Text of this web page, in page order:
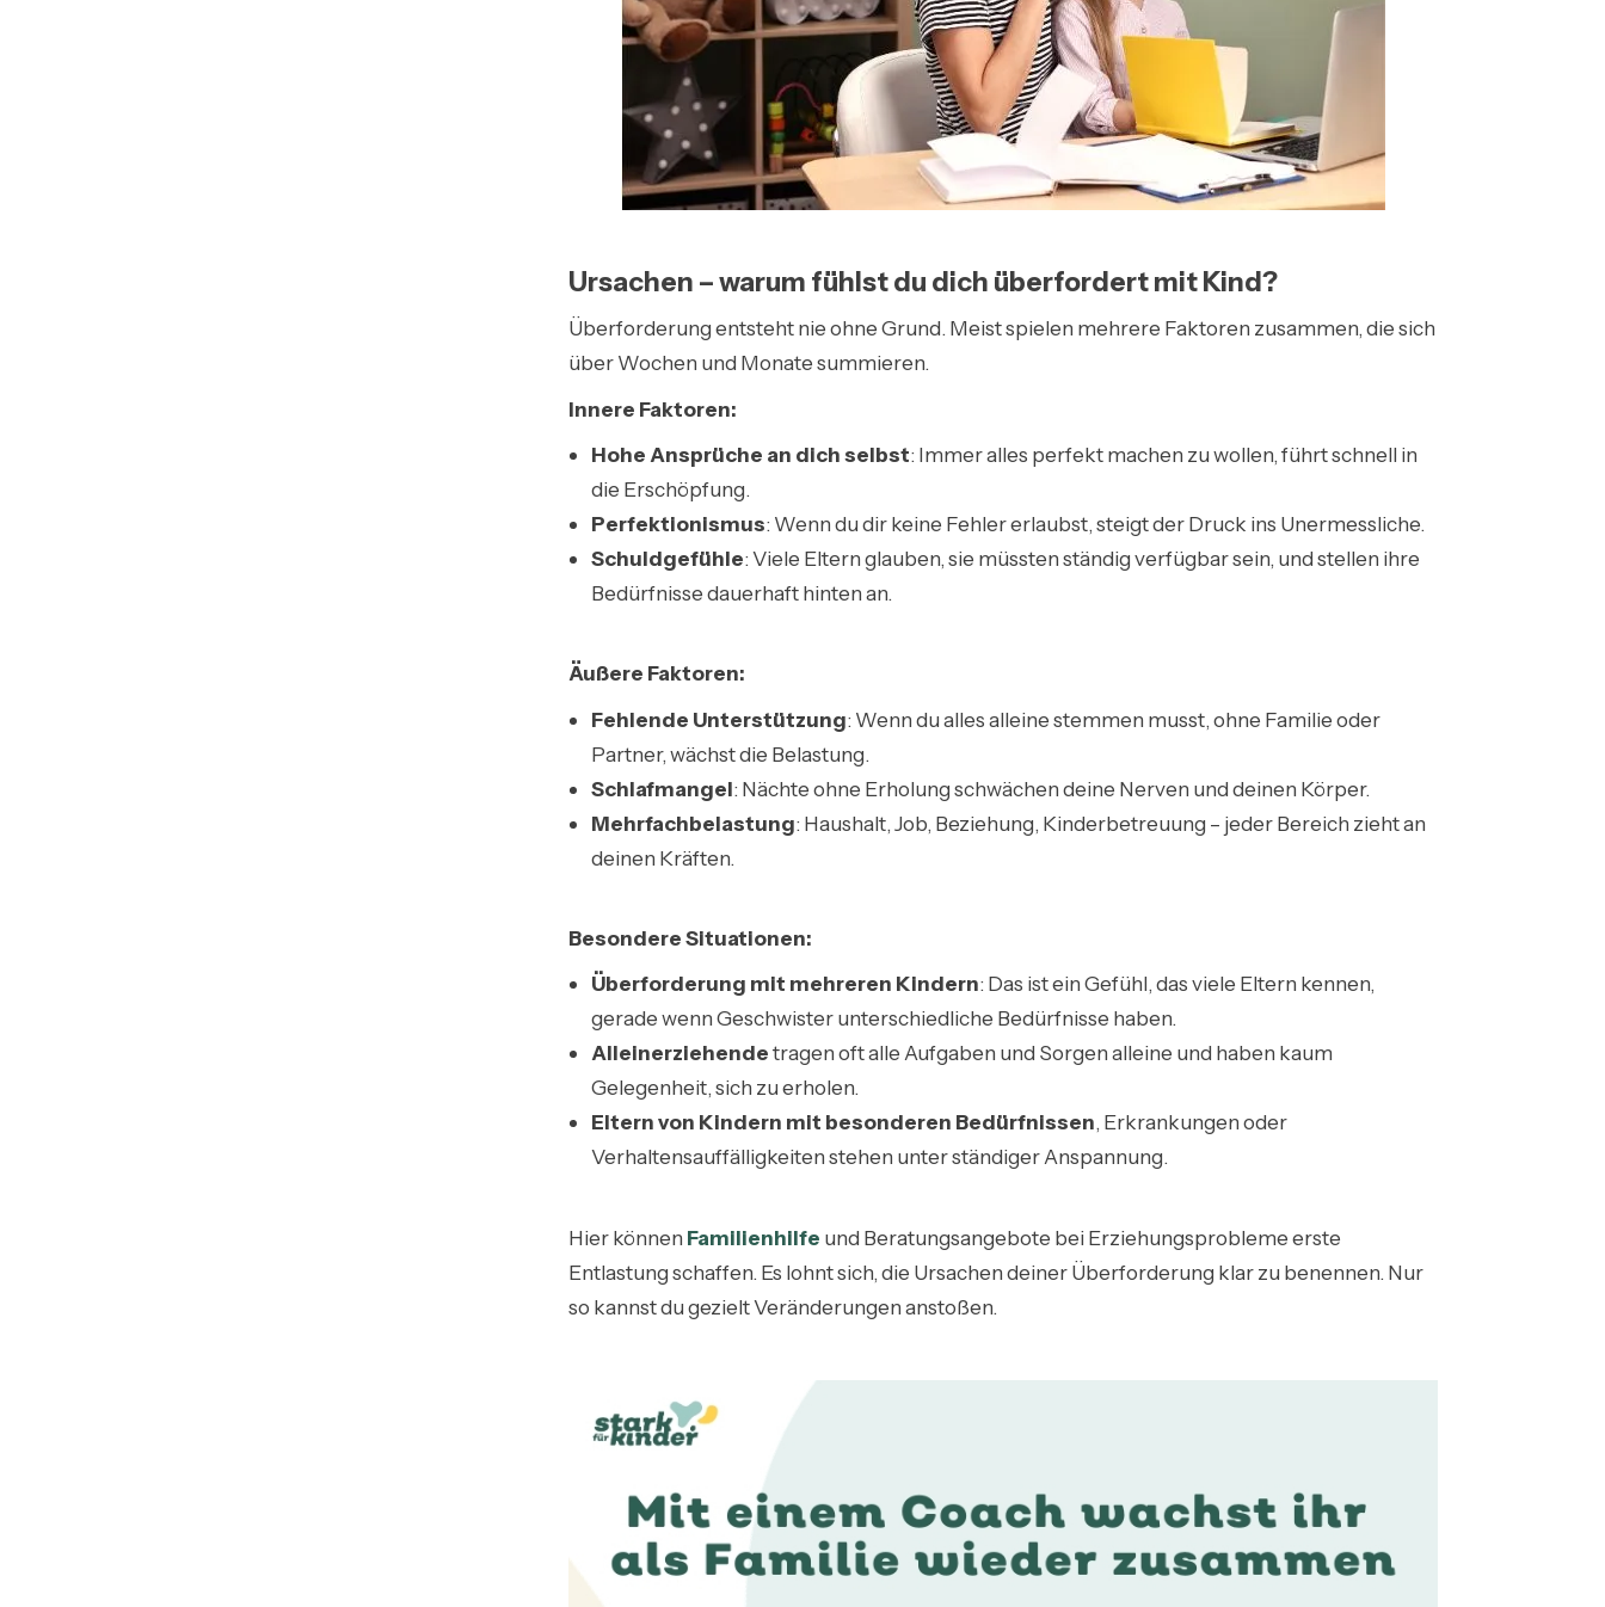
Ursachen – warum fühlst du dich überfordert mit Kind?
Überforderung entsteht nie ohne Grund. Meist spielen mehrere Faktoren zusammen, die sich
über Wochen und Monate summieren.
Innere Faktoren:
Hohe Ansprüche an dich selbst: Immer alles perfekt machen zu wollen, führt schnell in
die Erschöpfung.
Perfektionismus: Wenn du dir keine Fehler erlaubst, steigt der Druck ins Unermessliche.
Schuldgefühle: Viele Eltern glauben, sie müssten ständig verfügbar sein, und stellen ihre
Bedürfnisse dauerhaft hinten an.
Äußere Faktoren:
Fehlende Unterstützung: Wenn du alles alleine stemmen musst, ohne Familie oder
Partner, wächst die Belastung.
Schlafmangel: Nächte ohne Erholung schwächen deine Nerven und deinen Körper.
Mehrfachbelastung: Haushalt, Job, Beziehung, Kinderbetreuung – jeder Bereich zieht an
deinen Kräften.
Besondere Situationen:
Überforderung mit mehreren Kindern: Das ist ein Gefühl, das viele Eltern kennen,
gerade wenn Geschwister unterschiedliche Bedürfnisse haben.
Alleinerziehendetragen oft alle Aufgaben und Sorgen alleine und haben kaum
Gelegenheit, sich zu erholen.
Eltern von Kindern mit besonderen Bedürfnissen, Erkrankungen oder
Verhaltensauffälligkeiten stehen unter ständiger Anspannung.
Hier können Familienhilfe und Beratungsangebote bei Erziehungsprobleme erste
Entlastung schaffen. Es lohnt sich, die Ursachen deiner Überforderung klar zu benennen. Nur
so kannst du gezielt Veränderungen anstoßen.